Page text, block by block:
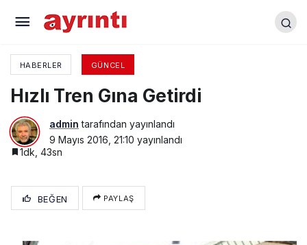
HABERLER GÜNCEL
Hızlı Tren Gına Getirdi
admin tarafından yayınlandı
9 Mayıs 2016, 21:10 yayınlandı
1dk, 43sn
BEĞEN PAYLAŞ
Otomotiv Test Merkezi 2.Danışma Kurulu
Toplantısı Yapıldı